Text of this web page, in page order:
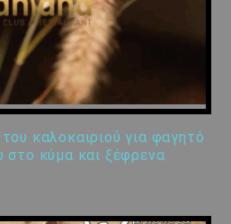
καλοκαιριού για φαγητό
στο κύμα και ξέφρενα